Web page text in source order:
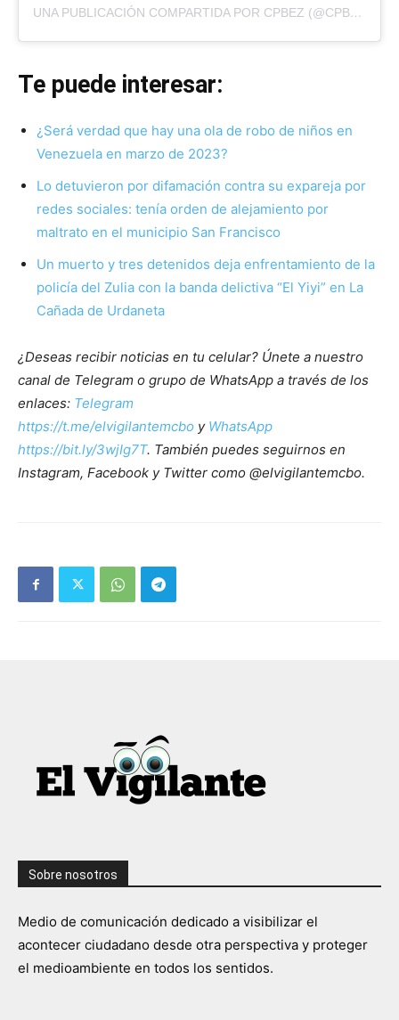
UNA PUBLICACIÓN COMPARTIDA POR CPBEZ (@CPBEZOFICIAL)
Te puede interesar:
¿Será verdad que hay una ola de robo de niños en
Venezuela en marzo de 2023?
Lo detuvieron por difamación contra su expareja por
redes sociales: tenía orden de alejamiento por
maltrato en el municipio San Francisco
Un muerto y tres detenidos deja enfrentamiento de la
policía del Zulia con la banda delictiva “El Yiyi” en La
Cañada de Urdaneta
¿Deseas recibir noticias en tu celular? Únete a nuestro
canal de Telegram o grupo de WhatsApp a través de los
enlaces: Telegram
https://t.me/elvigilantemcbo y WhatsApp
https://bit.ly/3wjIg7T. También puedes seguirnos en
Instagram, Facebook y Twitter como @elvigilantemcbo.
Sobre nosotros
Medio de comunicación dedicado a visibilizar el
acontecer ciudadano desde otra perspectiva y proteger
el medioambiente en todos los sentidos.